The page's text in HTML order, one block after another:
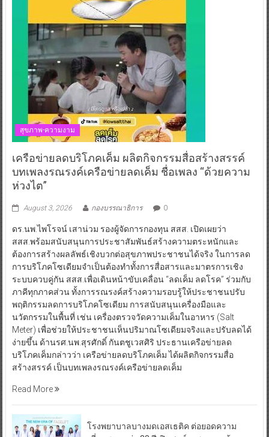
สุขภาพ-ความงาม
เครือข่ายลดบริโภคเค็ม ผลิตกิจกรรมสื่อสร้างสรรค์
บทเพลงรณรงค์เครือข่ายลดเค็ม ชื่อเพลง “ด้วยความ
ห่วงไต”
August 3, 2026 กองบรรณาธิการ 0
ดร.นพ.ไพโรจน์ เสาน่วม รองผู้จัดการกองทุน สสส. เปิดเผยว่า
สสส.พร้อมสนับสนุนการประชาสัมพันธ์สร้างความตระหนักและ
ต้องการสร้างผลลัพธ์เชิงบวกต่อสุขภาพประชาชนได้จริง ในการลด
การบริโภคโซเดียมจำเป็นต้องทำทั้งการสื่อสารและมาตรการเชิง
ระบบควบคู่กัน สสส.เพื่อเดินหน้าขับเคลื่อน “ลดเค็ม ลดโรค” ร่วมกับ
ภาคีทุกภาคส่วน ทั้งการรณรงค์สร้างความรอบรู้ให้ประชาชนปรับ
พฤติกรรมลดการบริโภคโซเดียม การสนับสนุนเครื่องมือและ
นวัตกรรมในพื้นที่ เช่น เครื่องตรวจวัดความเค็มในอาหาร (Salt
Meter) เพื่อช่วยให้ประชาชนเห็นปริมาณโซเดียมจริงและปรับลดได้
ง่ายขึ้น ด้านรศ.นพ.สุรศักดิ์ กันตชูเวสศิริ ประธานเครือข่ายลด
บริโภคเค็มกล่าวว่า เครือข่ายลดบริโภคเค็ม ได้ผลิตกิจกรรมสื่อ
สร้างสรรค์ เป็นบทเพลงรณรงค์เครือข่ายลดเค็ม
Read More
โรงพยาบาลบางมดเอสเธติค ต่อยอดความ